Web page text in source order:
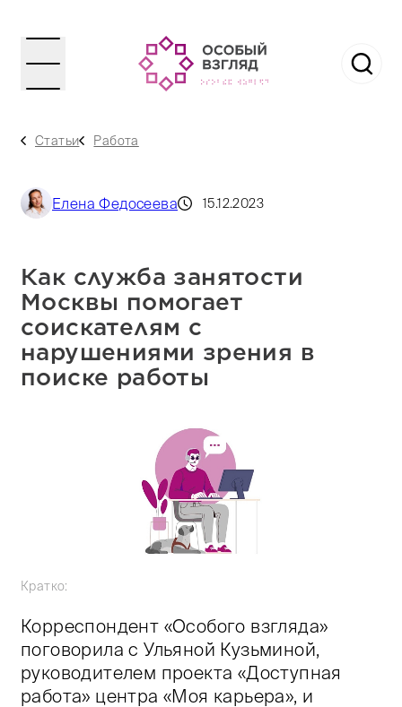
Статьи Работа
Елена Федосеева 15.12.2023
Как служба занятости
Москвы помогает
соискателям с
нарушениями зрения в
поиске работы
Кратко:
Корреспондент «Особого взгляда»
поговорила с Ульяной Кузьминой,
руководителем проекта «Доступная
работа» центра «Моя карьера», и